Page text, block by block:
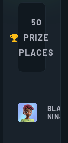
75000
50
PRIZE
PLACES
NINJA